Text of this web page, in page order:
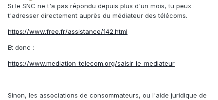
Si le SNC ne t'a pas répondu depuis plus d'un mois, tu peux
t'adresser directement auprès du médiateur des télécoms.
https://www.free.fr/assistance/142.html
Et donc :
https://www.mediation-telecom.org/saisir-le-mediateur
Sinon, les associations de consommateurs, ou l'aide juridique de